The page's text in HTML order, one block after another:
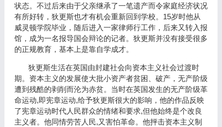
状态。不过后来由于父亲继承了一笔遗产而令家庭经济状况
有所好转，狄更斯也才有机会重新回到学校。 15岁时他从
威灵顿学院毕业，随后进入一家律师行工作，后来又转入报
馆，成为一名报导国会辩论的记者。狄更斯并没有接受很多
的正规教育，基本上是靠自学成才。
狄更斯生活在英国由封建社会向资本主义社会过渡时
期。资本主义的发展使大批小资产者贫困、破产，无产阶级
遭到残酷的剥削而沦为赤贫。当时在英国发生的无产阶级革
命运动,即宪章运动,给予狄更斯很大的影响，他的作品反映
了宪章运动时代人民群众的情绪和要求,但他始终是个改良
主义者。他同情劳苦人民,又害怕革命。他抨击资本主义制